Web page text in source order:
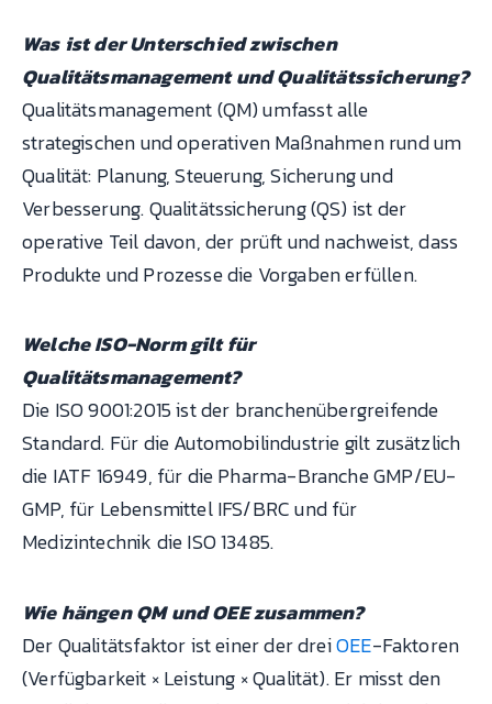
Was ist der Unterschied zwischen
Qualitätsmanagement und Qualitätssicherung?
Qualitätsmanagement (QM) umfasst alle
strategischen und operativen Maßnahmen rund um
Qualität: Planung, Steuerung, Sicherung und
Verbesserung. Qualitätssicherung (QS) ist der
operative Teil davon, der prüft und nachweist, dass
Produkte und Prozesse die Vorgaben erfüllen.
Welche ISO-Norm gilt für
Qualitätsmanagement?
Die ISO 9001:2015 ist der branchenübergreifende
Standard. Für die Automobilindustrie gilt zusätzlich
die IATF 16949, für die Pharma-Branche GMP/EU-
GMP, für Lebensmittel IFS/BRC und für
Medizintechnik die ISO 13485.
Wie hängen QM und OEE zusammen?
Der Qualitätsfaktor ist einer der dreiOEE-Faktoren
(Verfügbarkeit × Leistung × Qualität). Er misst den